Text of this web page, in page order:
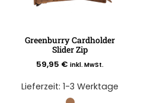
Greenburry Cardholder
Slider Zip
59,95 € inkl. MwSt.
Lieferzeit:1-3 Werktage